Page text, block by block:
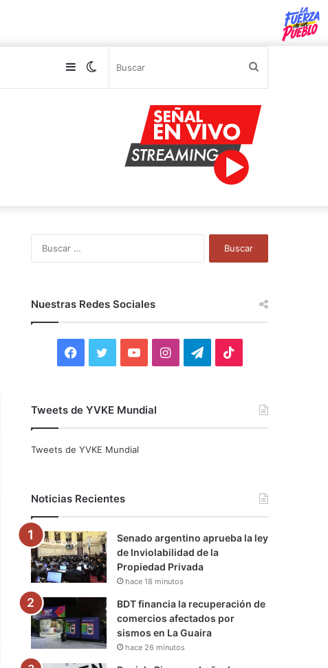
Switch
Sidebar
Nuestras Redes Sociales
F
c
o
k
i
r
Y
u
e
I
r
a
m
T
a
m
Tweets de YVKE Mundial
Tweets de YVKE Mundial
Noticias Recientes
Senado argentino aprueba la ley
de Inviolabilidad de la
Propiedad Privada
hace 18 minutos
BDT financia la recuperación de
comercios afectados por
sismos en La Guaira
hace 26 minutos